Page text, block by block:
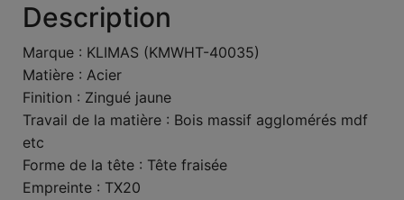
Description
Marque : KLIMAS (KMWHT-40035)
Matière : Acier
Finition : Zingué jaune
Travail de la matière : Bois massif agglomérés mdf
etc
Forme de la tête : Tête fraisée
Empreinte : TX20